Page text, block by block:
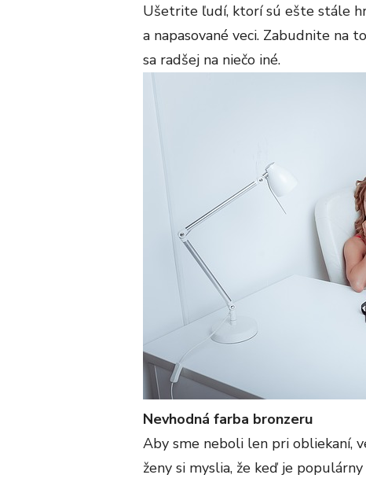
Ušetrite ľudí, ktorí sú ešte stále
a napasované veci. Zabudnite na
sa radšej na niečo iné.
Nevhodná farba bronzeru
Aby sme neboli len pri obliekaní,
ženy si myslia, že keď je